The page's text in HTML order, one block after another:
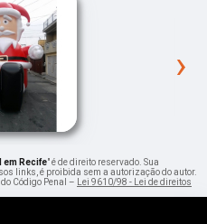
›
em Recife" é de direito reservado. Sua
links, é proibida sem a autorização do autor.
Código Penal –
Lei 9610/98 - Lei de direitos